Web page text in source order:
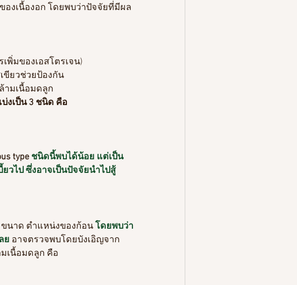
องเนื้องอก โดยพบว่าปัจจัยที่มีผล
พิ่มของเอสโตรเจน)
ขียวช่วยป้องกัน
ามเนื้อมดลูก
งเป็น 3 ชนิด คือ
type ชนิดนี้พบได้น้อย แต่เป็น
วไป ซึ่งอาจเป็นปัจจัยนำไปสู้
นาด ตำแหน่งของก้อน โดยพบว่า
ย อาจตรวจพบโดยบังเอิญจาก
เนื้อมดลูก คือ